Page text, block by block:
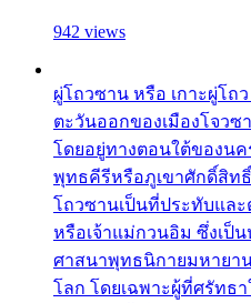
942 views
ผู่โถวซาน หรือ เกาะผู่โถ
ตะวันออกของเมืองโจวซ
โดยอยู่ทางตอนใต้ของนค
พุทธคีรีหรือภูเขาศักดิ์สิท
โถวซานเป็นที่ประทับแล
หรือเจ้าแม่กวนอิม ซึ่งเป็
ศาสนาพุทธนิกายมหายา
โลก โดยเฉพาะผู้ที่ศรัทธ